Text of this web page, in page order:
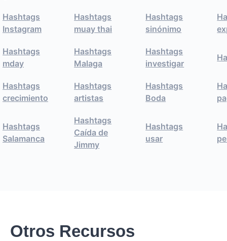
Hashtags
Instagram
Hashtags
muay thai
Hashtags
sinónimo
Hashtags
mday
Hashtags
Malaga
Hashtags
investigar
Hashtags
crecimiento
Hashtags
artistas
Hashtags
Boda
Hashtags
Salamanca
Hashtags
Caída de
Jimmy
Hashtags
usar
Otros Recursos